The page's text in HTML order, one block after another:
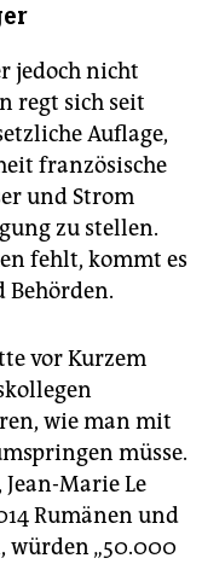
jedoch nicht
regt sich seit
Auflage,
französische
und Strom
zu stellen.
fehlt, kommt es
Behörden.
vor Kurzem
wie man mit
müsse.
Marie Le
Rumänen und
würden „50.000